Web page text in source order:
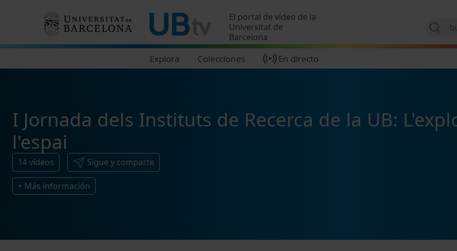
El portal de vídeo de la
Universitat de
Barcelona
Explora Colecciones En directo
I Jornada dels Instituts de Recerca de la UB:
l'espai
14vídeos Sigue y comparte
+ Más información